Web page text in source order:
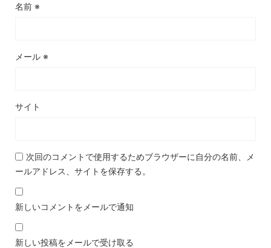
名前 ※
メール ※
サイト
次回のコメントで使用するためブラウザーに自分の名前、メ
ールアドレス、サイトを保存する。
新しいコメントをメールで通知
新しい投稿をメールで受け取る